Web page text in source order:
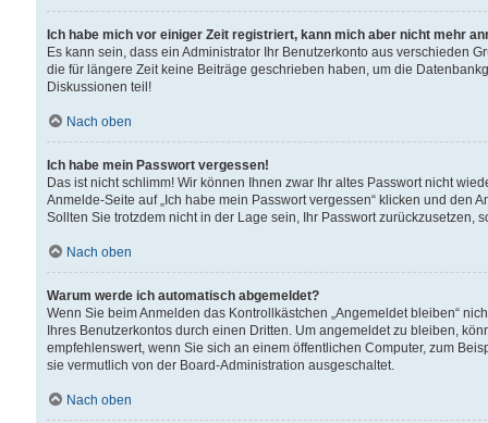
Ich habe mich vor einiger Zeit registriert, kann mich aber nicht mehr
Es kann sein, dass ein Administrator Ihr Benutzerkonto aus verschieden
die für längere Zeit keine Beiträge geschrieben haben, um die
Diskussionen teil!
Nach oben
Ich habe mein Passwort vergessen!
Das ist nicht schlimm! Wir können Ihnen zwar Ihr altes Passwort nicht
Anmelde-Seite auf „Ich habe mein Passwort vergessen“ klicken und
Sollten Sie trotzdem nicht in der Lage sein, Ihr Passwort zurückzusetzen,
Nach oben
Warum werde ich automatisch abgemeldet?
Wenn Sie beim Anmelden das Kontrollkästchen „Angemeldet bleiben“
Ihres Benutzerkontos durch einen Dritten. Um angemeldet zu bleiben,
empfehlenswert, wenn Sie sich an einem öffentlichen Computer, zum
sie vermutlich von der Board-Administration ausgeschaltet.
Nach oben